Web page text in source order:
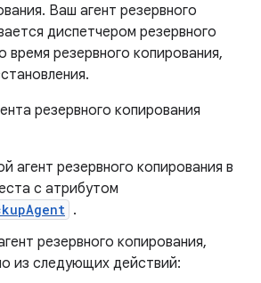
Ваш агент резервного
диспетчером резервного
время резервного копирования,
резервного копирования
агент резервного копирования в
с атрибутом
.
резервного копирования,
из следующих действий: